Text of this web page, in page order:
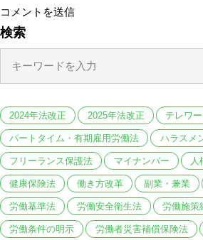
検索
2024年法改正 2025年法改正 テレワー
パートタイム・有期雇用労働法 ハラスメ
フリーランス保護法 マイナンバー 人
健康保険法 働き方改革 副業・兼業
労働基準法 労働安全衛生法 労働施策
労働条件の明示 労働者災害補償保険法